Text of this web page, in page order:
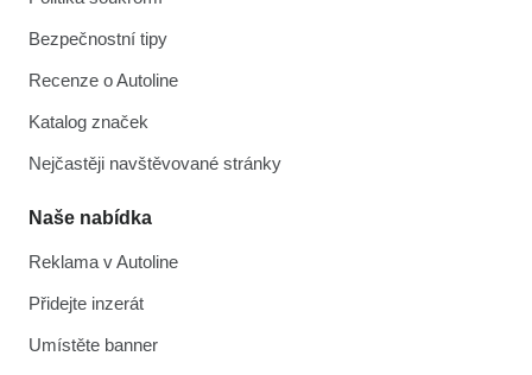
Bezpečnostní tipy
Recenze o Autoline
Katalog značek
Nejčastěji navštěvované stránky
Naše nabídka
Reklama v Autoline
Přidejte inzerát
Umístěte banner